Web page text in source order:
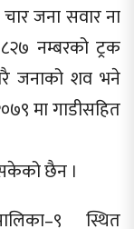
जना सवार ना
नम्बरको ट्रक
जनाको शव भने
मा गाडीसहित
छैन ।
स्थित